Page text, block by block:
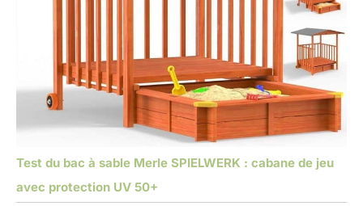
Test du bac à sable Merle SPIELWERK : cabane de jeu
avec protection UV 50+